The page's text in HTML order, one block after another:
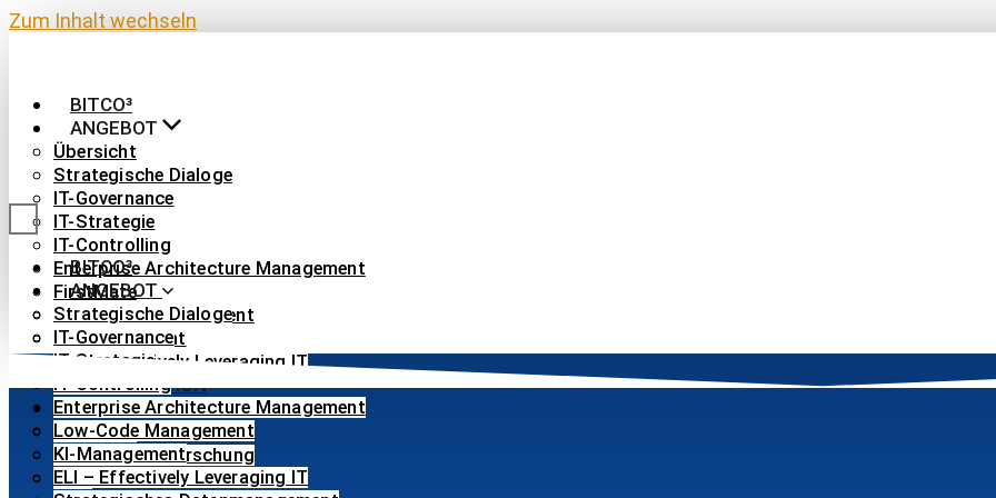
Zum Inhalt wechseln
BITCO³
ANGEBOT
Übersicht
Strategische Dialoge
IT-Governance
IT-Strategie
IT-Controlling
Enterprise Architecture Management
FirstMate
Low-Code Management
KI-Management
ELI – Effectively Leveraging IT
IHRE FUNKTION
ÜBER UNS
Übersicht
Angewandte Forschung
Blog
BITCO³
ANGEBOT
Strategische Dialoge
IT-Governance
IT-Strategie
IT-Controlling
Enterprise Architecture Management
Low-Code Management
KI-Management
ELI – Effectively Leveraging IT